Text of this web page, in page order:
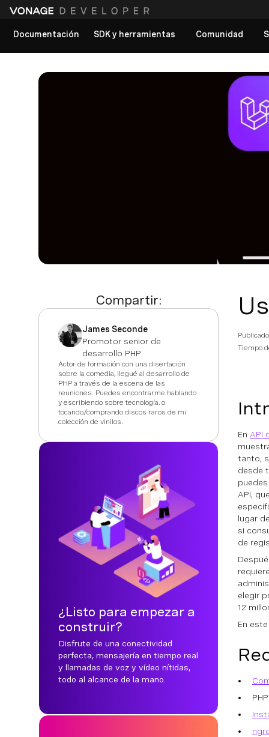
Documentación
SDK y herramientas Comunidad
Compartir:
James Seconde
Promotor senior de
desarrollo PHP
Actor de formación con una disertación
sobre la comedia, llegué al desarrollo de
PHP a través de la escena de las
reuniones. Puedes encontrarme hablando
y escribiendo sobre tecnología, o
tocando/comprando discos raros de mi
colección de vinilos.
¿Listo para empezar a
construir?
Disfrute de una conectividad
perfecta, mensajería en tiempo real
y llamadas de voz y vídeo nítidas,
todo al alcance de la mano.
Tiempo
En API
tanto,
desde
API,
lugar
si
de
elegir
12
En